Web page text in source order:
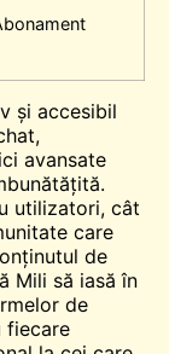
și accesibil
avansate
utilizatori, cât
care
de
Mili să iasă în
de
fiecare